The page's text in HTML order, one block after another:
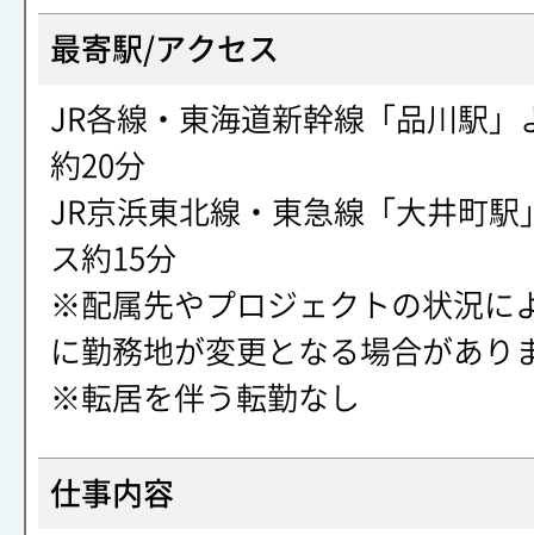
最寄駅/アクセス
JR各線・東海道新幹線「品川駅」
約20分
JR京浜東北線・東急線「大井町駅
ス約15分
※配属先やプロジェクトの状況に
に勤務地が変更となる場合があり
※転居を伴う転勤なし
仕事内容